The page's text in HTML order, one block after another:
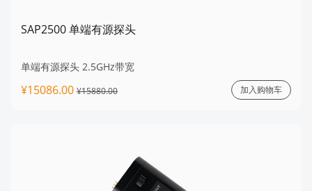
SAP2500 单端有源探头
单端有源探头 2.5GHz带宽
¥15086.00 ¥15880.00 加入购物车